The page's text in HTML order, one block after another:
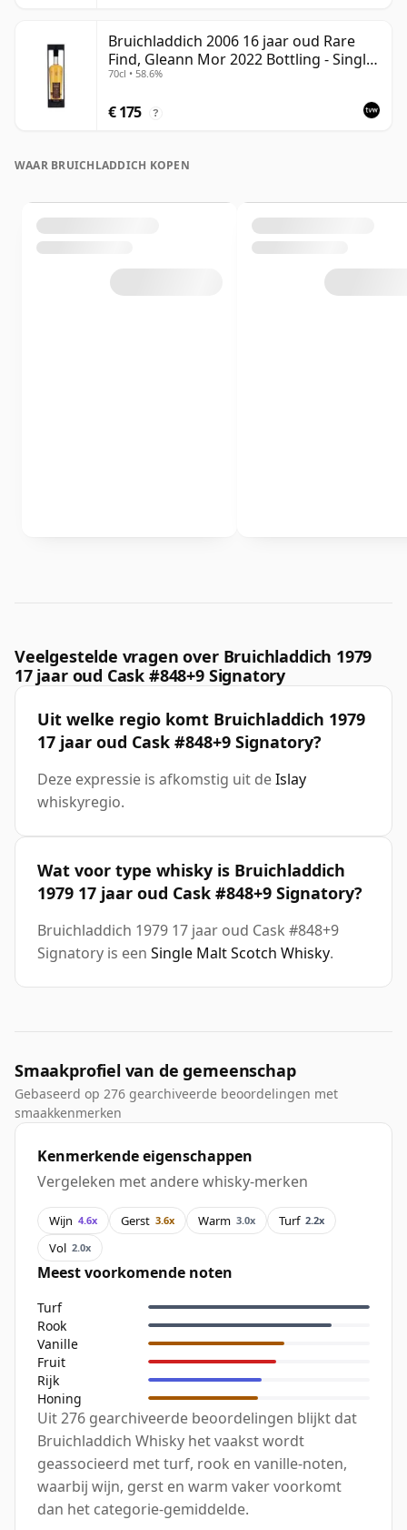
Bruichladdich 2006 16 jaar oud Rare
Find, Gleann Mor 2022 Bottling - Single
Cask 1373
70cl • 58.6%
€ 175 ?
WAAR BRUICHLADDICH KOPEN
Veelgestelde vragen over Bruichladdich 1979
17 jaar oud Cask #848+9 Signatory
Uit welke regio komt Bruichladdich 1979
17 jaar oud Cask #848+9 Signatory?
Deze expressie is afkomstig uit deIslay
whiskyregio.
Wat voor type whisky is Bruichladdich
1979 17 jaar oud Cask #848+9 Signatory?
Bruichladdich 1979 17 jaar oud Cask #848+9
Signatory is een Single Malt Scotch Whisky.
Smaakprofiel van de gemeenschap
Gebaseerd op 276 gearchiveerde beoordelingen met
smaakkenmerken
Kenmerkende eigenschappen
Vergeleken met andere whisky-merken
Wijn 4.6x Gerst 3.6x Warm 3.0x Turf 2.2x
Vol 2.0x
Meest voorkomende noten
Turf
Rook
Vanille
Fruit
Rijk
Honing
Uit 276 gearchiveerde beoordelingen blijkt dat
Bruichladdich Whisky het vaakst wordt
geassocieerd met turf, rook en vanille-noten,
waarbij wijn, gerst en warm vaker voorkomt
dan het categorie-gemiddelde.